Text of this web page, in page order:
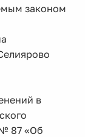
законом
в
87 «Об